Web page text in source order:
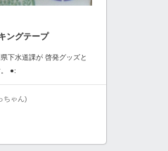
ングテープ
下水道課が 啓発グッズと
。 ●:
ちゃん)